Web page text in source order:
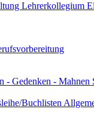
Lehrerkollegium
- Gedenken - Mahnen
Buchlisten